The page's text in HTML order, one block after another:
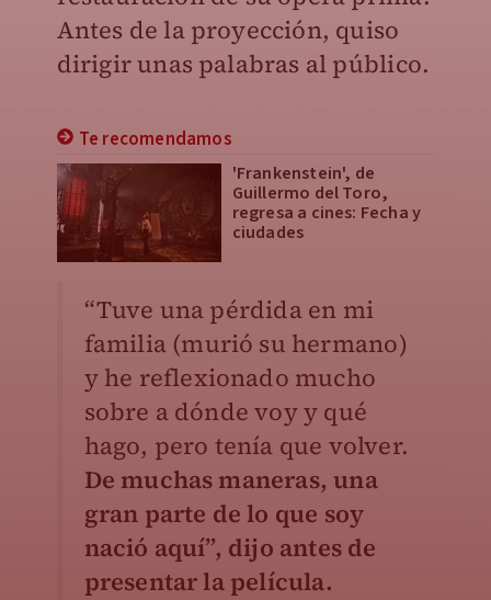
Antes de la proyección, quiso
dirigir unas palabras al público.
Te recomendamos
'Frankenstein', de
Guillermo del Toro,
regresa a cines: Fecha y
ciudades
“Tuve una pérdida en mi
familia (murió su hermano)
y he reflexionado mucho
sobre a dónde voy y qué
hago, pero tenía que volver.
De muchas maneras, una
gran parte de lo que soy
nació aquí”, dijo antes de
presentar la película.